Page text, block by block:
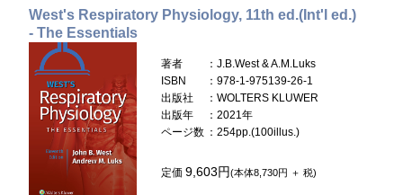
West's Respiratory Physiology, 11th ed.(Int'l ed.)
- The Essentials
著者
：J.B.West & A.M.Luks
ISBN
：978-1-975139-26-1
出版社
：WOLTERS KLUWER
出版年
：2021年
ページ数 ：254pp.(100illus.)
定価9,603円(本体8,730円 ＋ 税)